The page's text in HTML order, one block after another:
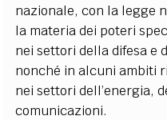
nazionale, con la legge
la materia dei poteri
nei settori della difesa e
nonché in alcuni ambiti
nei settori dell’energia,
comunicazioni.